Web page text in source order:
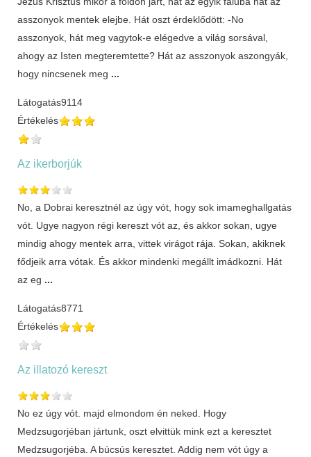
asszonyok mentek elejbe. Hát oszt érdeklődött: -No
asszonyok, hát meg vagytok-e elégedve a világ sorsával,
ahogy az Isten megteremtette? Hát az asszonyok aszongyák,
hogy nincsenek meg ...
Látogatás9114
Értékelés
Az ikerborjúk
No, a Dobrai keresztnél az úgy vót, hogy sok imameghallgatás
vót. Ugye nagyon régi kereszt vót az, és akkor sokan, ugye
mindig ahogy mentek arra, vittek virágot rája. Sokan, akiknek
fődjeik arra vótak. És akkor mindenki megállt imádkozni. Hát
az eg ...
Látogatás8771
Értékelés
Az illatozó kereszt
No ez úgy vót. majd elmondom én neked. Hogy
Medzsugorjéban jártunk, oszt elvittük mink ezt a keresztet
Medzsugorjéba. A búcsús keresztet. Addig nem vót úgy a